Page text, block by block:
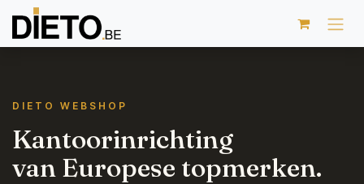
Overslaan naar inhoud
DIETO WEBSHOP
Kantoorinrichting
van Europese topmerken.